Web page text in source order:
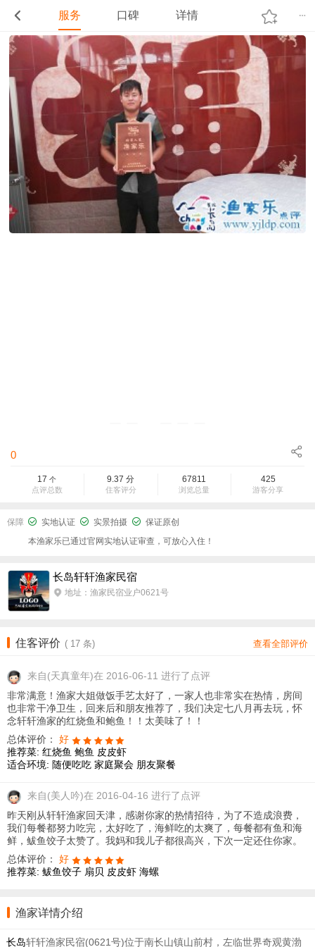
服务 口碑 详情
0
17 个
点评总数
9.37 分
住客评分
67811
浏览总量
425
游客分享
保障 实地认证 实景拍摄
保证原创
本渔家乐已通过官网实地认证审查，可放心入住！
长岛轩轩渔家民宿
地址：渔家民宿业户0621号
住客评价 ( 17 条) 查看全部评价
来自(天真童年)在 2016-06-11 进行了点评
非常满意！渔家大姐做饭手艺太好了，一家人也非常实在热情，房间
也非常干净卫生，回来后和朋友推荐了，我们决定七八月再去玩，怀
念轩轩渔家的红烧鱼和鲍鱼！！太美味了！！
总体评价： 好
推荐菜: 红烧鱼 鲍鱼 皮皮虾
适合环境: 随便吃吃 家庭聚会 朋友聚餐
来自(美人吟)在 2016-04-16 进行了点评
昨天刚从轩轩渔家回天津，感谢你家的热情招待，为了不造成浪费，
我们每餐都努力吃完，太好吃了，海鲜吃的太爽了，每餐都有鱼和海
鲜，鲅鱼饺子太赞了。我妈和我儿子都很高兴，下次一定还住你家。
总体评价： 好
推荐菜: 鲅鱼饺子 扇贝 皮皮虾 海螺
渔家详情介绍
长岛轩轩渔家民宿(0621号)位于南长山镇山前村，左临世界奇观黄渤